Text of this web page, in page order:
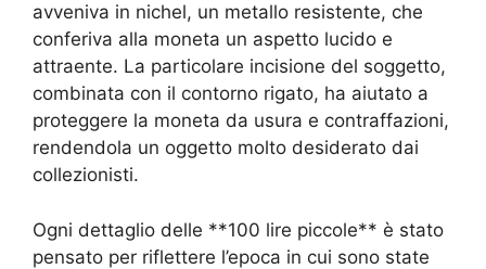
avveniva in nichel, un metallo resistente, che
conferiva alla moneta un aspetto lucido e
attraente. La particolare incisione del soggetto,
combinata con il contorno rigato, ha aiutato a
proteggere la moneta da usura e contraffazioni,
rendendola un oggetto molto desiderato dai
collezionisti.
Ogni dettaglio delle **100 lire piccole** è stato
pensato per riflettere l’epoca in cui sono state